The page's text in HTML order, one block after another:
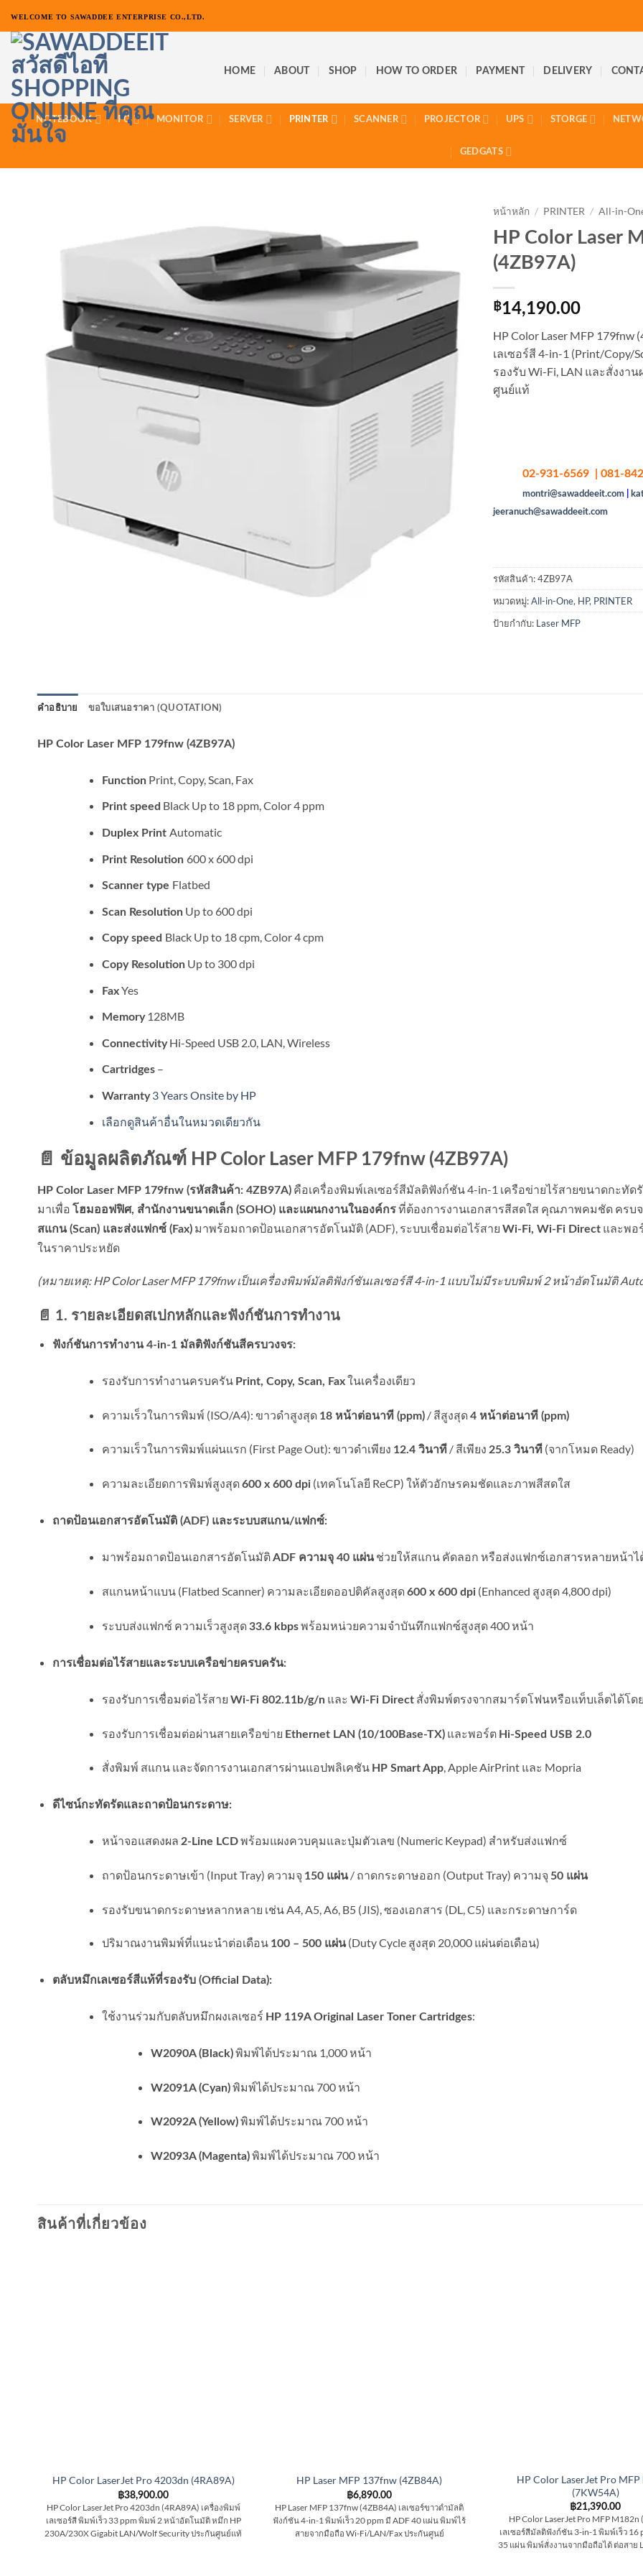
ยัง
เนื้อหา
WELCOME TO SAWADDEE ENTERPRISE CO.,LTD.
HOME ABOUT SHOP HOW TO ORDER PAYMENT DELIVERY
NOTEBOOK PC MONITOR SERVER PRINTER SCANNER PROJECTOR UPS STORGE
GEDGATS
หน้าหลัก / PRINTER / All-in-
HP Color Laser
(4ZB97A)
฿14,190.00
HP Color Laser MFP 179fnw
เลเซอร์สี 4-in-1 (Print/Copy/
รองรับ Wi-Fi, LAN และสั่งงา
ศูนย์แท้
02-931-6569 | 081-
montri@sawaddeeit.com
jeeranuch@sawaddeeit.com
รหัสสินค้า:4ZB97A
หมวดหมู่:All-in-One, HP, PRINTER
ป้ายกำกับ: Laser MFP
คำอธิบาย ขอใบเสนอราคา (QUOTATION)
HP Color Laser MFP 179fnw (4ZB97A)
Function Print, Copy, Scan, Fax
Print speed Black Up to 18 ppm, Color 4 ppm
Duplex Print Automatic
Print Resolution 600 x 600 dpi
Scannertype Flatbed
Scan Resolution Up to 600 dpi
Copy speed Black Up to 18 cpm, Color 4 cpm
CopyResolution Up to 300 dpi
FaxYes
Memory128MB
ConnectivityHi-Speed USB 2.0, LAN, Wireless
Cartridges–
Warranty 3 Years Onsite by HP
เลือกดูสินค้าอื่นในหมวดเดียวกัน
📄 ข้อมูลผลิตภัณฑ์ HP Color Laser MFP 179fnw (4ZB97A)
HP Color Laser MFP 179fnw (รหัสสินค้า: 4ZB97A) คือเครื่องพิมพ์เลเซอร์สีมัลติฟังก์ชัน 4-in-1 เครือข่ายไร้สายขนาดกะทัดรั
มาเพื่อ โฮมออฟฟิศ, สำนักงานขนาดเล็ก (SOHO) และแผนกงานในองค์กรที่ต้องการงานเอกสารสีสดใส คุณภาพคมชัด ครบ
สแกน (Scan) และส่งแฟกซ์ (Fax) มาพร้อมถาดป้อนเอกสารอัตโนมัติ (ADF), ระบบเชื่อมต่อไร้สาย Wi-Fi, Wi-Fi Direct และพอ
ในราคาประหยัด
(หมายเหตุ: HP Color Laser MFP 179fnw เป็นเครื่องพิมพ์มัลติฟังก์ชันเลเซอร์สี 4-in-1 แบบไม่มีระบบพิมพ์ 2 หน้าอัตโนมัติ
📄 1. รายละเอียดสเปกหลักและฟังก์ชันการทำงาน
ฟังก์ชันการทำงาน 4-in-1 มัลติฟังก์ชันสีครบวงจร:
รองรับการทำงานครบครัน Print, Copy, Scan, Faxในเครื่องเดียว
ความเร็วในการพิมพ์ (ISO/A4): ขาวดำสูงสุด 18 หน้าต่อนาที (ppm)/ สีสูงสุด4 หน้าต่อนาที (ppm)
ความเร็วในการพิมพ์แผ่นแรก (First Page Out): ขาวดำเพียง 12.4 วินาที/ สีเพียง 25.3 วินาที(จากโหมด Ready)
ความละเอียดการพิมพ์สูงสุด600 x 600 dpi(เทคโนโลยี ReCP) ให้ตัวอักษรคมชัดและภาพสีสดใส
ถาดป้อนเอกสารอัตโนมัติ (ADF) และระบบสแกน/แฟกซ์:
มาพร้อมถาดป้อนเอกสารอัตโนมัติADF ความจุ 40 แผ่นช่วยให้สแกน คัดลอก หรือส่งแฟกซ์เอกสารหลายหน้าไ
สแกนหน้าแบน (Flatbed Scanner) ความละเอียดออปติคัลสูงสุด600 x 600 dpi(Enhanced สูงสุด 4,800 dpi)
ระบบส่งแฟกซ์ ความเร็วสูงสุด33.6 kbpsพร้อมหน่วยความจำบันทึกแฟกซ์สูงสุด 400 หน้า
การเชื่อมต่อไร้สายและระบบเครือข่ายครบครัน:
รองรับการเชื่อมต่อไร้สาย Wi-Fi 802.11b/g/n และ Wi-Fi Directสั่งพิมพ์ตรงจากสมาร์ตโฟนหรือแท็บเล็ตได้โดย
รองรับการเชื่อมต่อผ่านสายเครือข่าย Ethernet LAN (10/100Base-TX)และพอร์ต Hi-Speed USB 2.0
สั่งพิมพ์ สแกน และจัดการงานเอกสารผ่านแอปพลิเคชัน HP Smart App, Apple AirPrint และ Mopria
ดีไซน์กะทัดรัดและถาดป้อนกระดาษ:
หน้าจอแสดงผล 2-Line LCDพร้อมแผงควบคุมและปุ่มตัวเลข (Numeric Keypad) สำหรับส่งแฟกซ์
ถาดป้อนกระดาษเข้า (Input Tray) ความจุ 150 แผ่น/ ถาดกระดาษออก (Output Tray) ความจุ 50 แผ่น
รองรับขนาดกระดาษหลากหลาย เช่น A4, A5, A6, B5 (JIS), ซองเอกสาร (DL, C5) และกระดาษการ์ด
ปริมาณงานพิมพ์ที่แนะนำต่อเดือน 100 – 500 แผ่น(Duty Cycle สูงสุด 20,000 แผ่นต่อเดือน)
ตลับหมึกเลเซอร์สีแท้ที่รองรับ (Official Data):
ใช้งานร่วมกับตลับหมึกผงเลเซอร์ HP 119A Original Laser Toner Cartridges:
W2090A (Black)พิมพ์ได้ประมาณ 1,000 หน้า
W2091A (Cyan)พิมพ์ได้ประมาณ 700 หน้า
W2092A (Yellow)พิมพ์ได้ประมาณ 700 หน้า
W2093A (Magenta)พิมพ์ได้ประมาณ 700 หน้า
สินค้าที่เกี่ยวข้อง
HP Color LaserJet Pro 4203dn (4RA89A)
฿38,900.00
HP Color LaserJet Pro 4203dn (4RA89A) เครื่องพิมพ์
เลเซอร์สี พิมพ์เร็ว 33 ppm พิมพ์ 2 หน้าอัตโนมัติ หมึก HP
230A/230X Gigabit LAN/Wolf Security ประกันศูนย์แท้
HP Laser MFP 137fnw (4ZB84A)
฿6,890.00
HP Laser MFP 137fnw (4ZB84A) เลเซอร์ขาวดำมัลติ
ฟังก์ชัน 4-in-1 พิมพ์เร็ว 20 ppm มี ADF 40 แผ่น พิมพ์ไร้
สายจากมือถือ Wi-Fi/LAN/Fax ประกันศูนย์
HP Color LaserJet Pro
(7KW54A)
฿21,390.00
HP Color LaserJet Pro MFP M182n
เลเซอร์สีมัลติฟังก์ชัน 3-in-1 พิมพ์เร็ว 16
35 แผ่น พิมพ์สั่งงานจากมือถือได้ ต่อสาย